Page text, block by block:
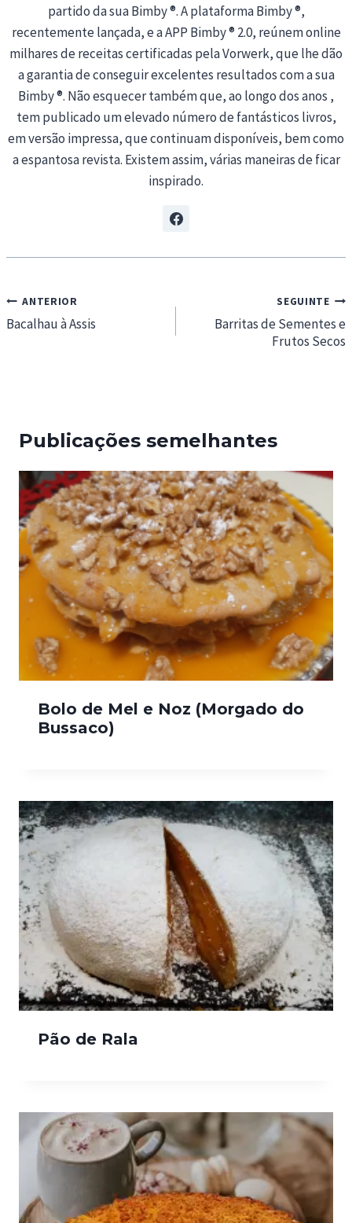
partido da sua Bimby ®. A plataforma Bimby ®,
recentemente lançada, e a APP Bimby ® 2.0, reúnem online
milhares de receitas certificadas pela Vorwerk, que lhe dão
a garantia de conseguir excelentes resultados com a sua
Bimby ®. Não esquecer também que, ao longo dos anos ,
tem publicado um elevado número de fantásticos livros,
em versão impressa, que continuam disponíveis, bem como
a espantosa revista. Existem assim, várias maneiras de ficar
inspirado.
Navegação
de
ANTERIOR
Bacalhau à Assis
SEGUINTE
Barritas de Sementes e
Frutos Secos
Publicações semelhantes
Bolo de Mel e Noz (Morgado do
Bussaco)
Pão de Rala